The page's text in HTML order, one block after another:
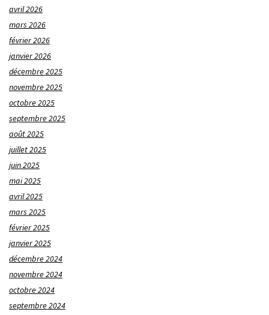
avril 2026
mars 2026
février 2026
janvier 2026
décembre 2025
novembre 2025
octobre 2025
septembre 2025
août 2025
juillet 2025
juin 2025
mai 2025
avril 2025
mars 2025
février 2025
janvier 2025
décembre 2024
novembre 2024
octobre 2024
septembre 2024